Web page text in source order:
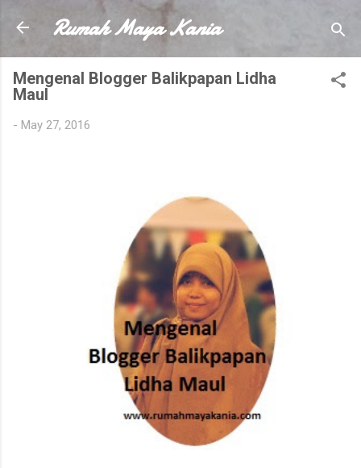
Skip to main content
Rumah Maya Kania
Mengenal Blogger Balikpapan Lidha
Maul
- May 27, 2016